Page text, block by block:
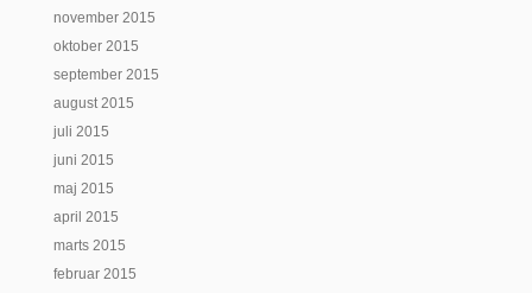
november 2015
oktober 2015
september 2015
august 2015
juli 2015
juni 2015
maj 2015
april 2015
marts 2015
februar 2015